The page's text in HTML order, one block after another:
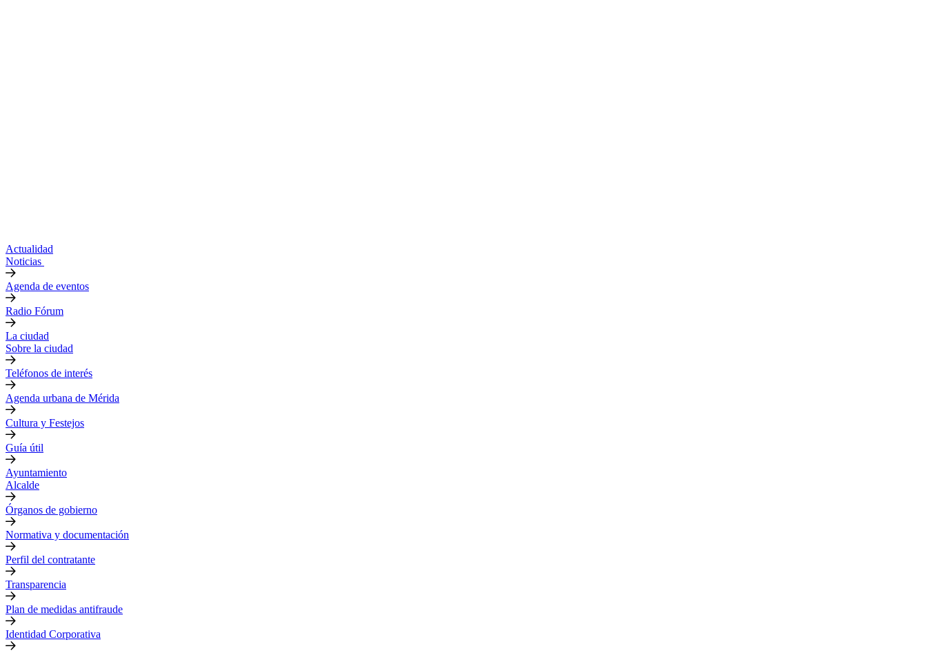
Actualidad
Noticias
Agenda de eventos
Radio Fórum
La ciudad
Sobre la ciudad
Teléfonos de interés
Agenda urbana de Mérida
Cultura y Festejos
Guía útil
Ayuntamiento
Alcalde
Órganos de gobierno
Normativa y documentación
Perfil del contratante
Transparencia
Plan de medidas antifraude
Identidad Corporativa